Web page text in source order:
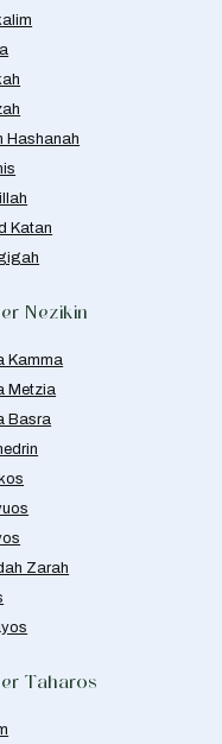
Hashanah
Katan
Nezikin
Kamma
Metzia
Basra
Zarah
Taharos